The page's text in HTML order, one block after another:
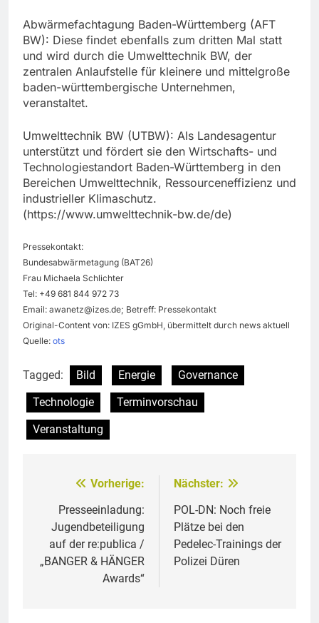
Abwärmefachtagung Baden-Württemberg (AFT
BW): Diese findet ebenfalls zum dritten Mal statt
und wird durch die Umwelttechnik BW, der
zentralen Anlaufstelle für kleinere und mittelgroße
baden-württembergische Unternehmen,
veranstaltet.
Umwelttechnik BW (UTBW): Als Landesagentur
unterstützt und fördert sie den Wirtschafts- und
Technologiestandort Baden-Württemberg in den
Bereichen Umwelttechnik, Ressourceneffizienz und
industrieller Klimaschutz.
(https://www.umwelttechnik-bw.de/de)
Pressekontakt:
Bundesabwärmetagung (BAT26)
Frau Michaela Schlichter
Tel: +49 681 844 972 73
Email: awanetz@izes.de; Betreff: Pressekontakt
Original-Content von: IZES gGmbH, übermittelt durch news aktuell
Quelle: ots
Tagged: Bild Energie
Governance
Technologie
Terminvorschau
Veranstaltung
Beitragsnavigation
Vorherige:
Presseeinladung:
Jugendbeteiligung
auf der re:publica /
„BANGER & HÄNGER
Awards“
Nächster:
POL-DN: Noch freie
Plätze bei den
Pedelec-Trainings der
Polizei Düren